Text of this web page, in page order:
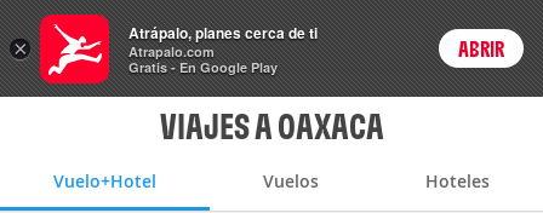
Vuelo+Hotel Precios enPeso
ARSCambiar moneda
Login
VIAJES A OAXACA
Vuelo+Hotel Vuelos Hoteles
×
Atrápalo, planes cerca de ti
Atrapalo.com
Gratis - En Google Play
ABRIR